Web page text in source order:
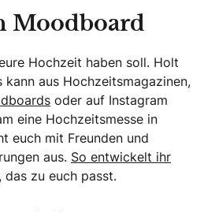
Moodboard
Hochzeit haben soll. Holt
kann aus Hochzeitsmagazinen,
oder auf Instagram
eine Hochzeitsmesse in
euch mit Freunden und
aus. So entwickelt ihr
, das zu euch passt.